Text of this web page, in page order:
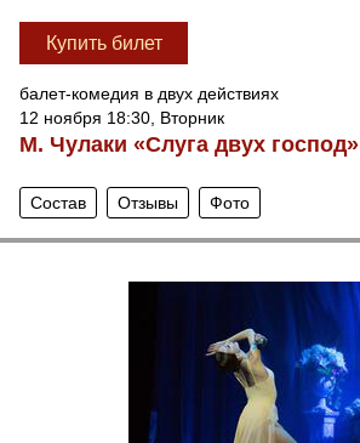
Купить билет
балет-комедия в двух действиях
12 ноября 18:30, Вторник
М. Чулаки «Слуга двух господ»
Состав Отзывы Фото